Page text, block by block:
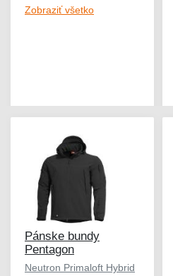
Zobraziť všetko
Pánske bundy
Pentagon
Neutron Primaloft Hybrid